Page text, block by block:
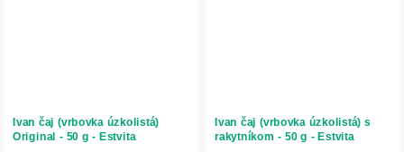
Ivan čaj (vrbovka úzkolistá)
Original - 50 g - Estvita
Ivan čaj (vrbovka úzkolistá) s
rakytníkom - 50 g - Estvita